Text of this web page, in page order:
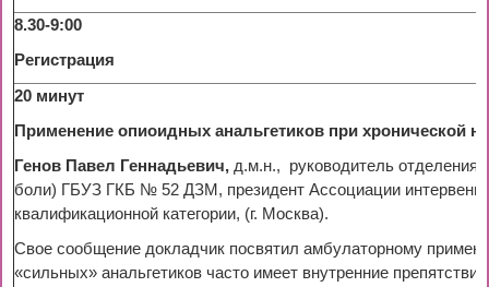
8.30-9:00
Регистрация
20 минут
Применение опиоидных анальгетиков при хронической
Генов Павел Геннадьевич, д.м.н., руководитель отделения
боли) ГБУЗ ГКБ № 52 ДЗМ, президент Ассоциации
квалификационной категории, (г. Москва).
Свое сообщение докладчик посвятил амбулаторному
«сильных» анальгетиков часто имеет внутренние